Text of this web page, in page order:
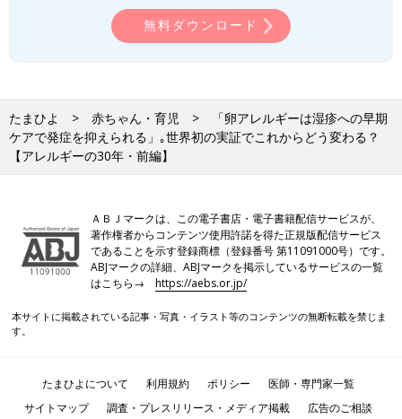
無料ダウンロード
たまひよ 赤ちゃん・育児
「卵アレルギーは湿疹への早期
ケアで発症を抑えられる」｡世界初の実証でこれからどう変わる？
【アレルギーの30年・前編】
ＡＢＪマークは、この電子書店・電子書籍配信サービスが、
著作権者からコンテンツ使用許諾を得た正規版配信サービス
であることを示す登録商標（登録番号 第11091000号）です。
ABJマークの詳細、ABJマークを掲示しているサービスの一覧
はこちら→https://aebs.or.jp/
本サイトに掲載されている記事・写真・イラスト等のコンテンツの無断転載を禁じま
す。
たまひよについて 利用規約 ポリシー
医師・専門家一覧
サイトマップ
調査・プレスリリース・メディア掲載 広告のご相談